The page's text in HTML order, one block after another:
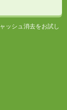
ッシュ消去をお試し